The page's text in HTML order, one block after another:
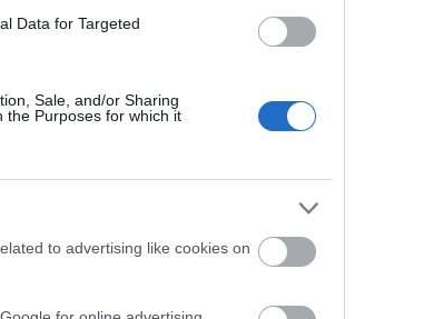
Data for Targeted
Sale, and/or Sharing
the Purposes for which it
to advertising like cookies on